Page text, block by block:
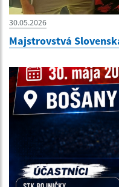
30.05.2026
Majstrovstvá